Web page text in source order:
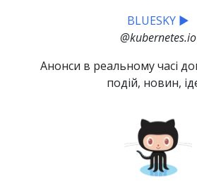
BLUESKY ▶
@kubernetes.io
Анонси в реальному часі
подій, новин,